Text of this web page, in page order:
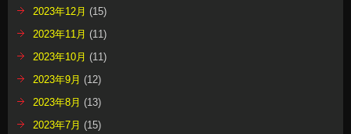
2023年12月 (15)
2023年11月 (11)
2023年10月 (11)
2023年9月 (12)
2023年8月 (13)
2023年7月 (15)